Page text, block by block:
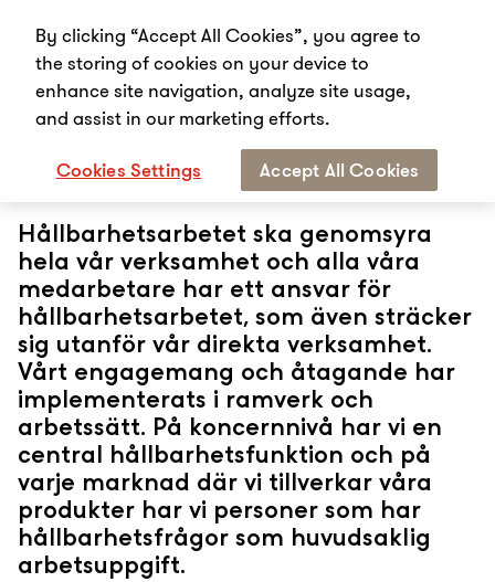
Start Hållbarhet Hållbarhetsorganisation
Hållbarhetsorganisation
Hållbarhetsarbetet ska genomsyra
hela vår verksamhet och alla våra
medarbetare har ett ansvar för
hållbarhetsarbetet, som även sträcker
sig utanför vår direkta verksamhet.
Vårt engagemang och åtagande har
implementerats i ramverk och
arbetssätt. På koncernnivå har vi en
central hållbarhetsfunktion och på
varje marknad där vi tillverkar våra
produkter har vi personer som har
hållbarhetsfrågor som huvudsaklig
arbetsuppgift.
By clicking “Accept All Cookies”, you agree to
the storing of cookies on your device to
enhance site navigation, analyze site usage,
and assist in our marketing efforts.
Cookies Settings Accept All Cookies